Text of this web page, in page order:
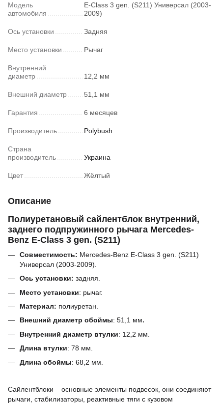
Модель
автомобиля
E-Class 3 gen. (S211) Универсал (2003-
2009)
Ось установки Задняя
Место установки Рычаг
Внутренний
диаметр
12,2 мм
Внешний диаметр 51,1 мм
Гарантия 6 месяцев
Производитель Polybush
Страна
производитель
Украина
Цвет Жёлтый
Описание
Полиуретановый сайлентблок внутренний,
заднего подпружинного рычага Mercedes-
Benz E-Class 3 gen. (S211)
Совместимость: Mercedes-Benz E-Class 3 gen. (S211)
Универсал (2003-2009).
Ось установки: задняя.
Место установки: рычаг.
Материал: полиуретан.
Внешний диаметр обоймы: 51,1 мм.
Внутренний диаметр втулки: 12,2 мм.
Длина втулки: 78 мм.
Длина обоймы: 68,2 мм.
Сайлентблоки – основные элементы подвесок, они соединяют
рычаги, стабилизаторы, реактивные тяги с кузовом